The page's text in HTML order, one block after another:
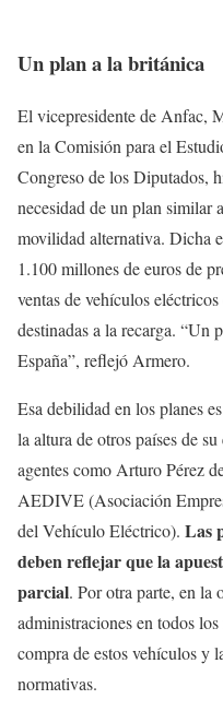
Un plan a la británica
El vicepresidente de Anfac,
en la Comisión para el
Congreso de los Diputados,
necesidad de un plan similar
movilidad alternativa. Dicha
1.100 millones de euros de
ventas de vehículos
destinadas a la recarga. “Un
España”, reflejó Armero.
Esa debilidad en los planes
la altura de otros países de
agentes como Arturo Pérez
AEDIVE (Asociación
del Vehículo Eléctrico). Las
deben reflejar que la
parcial. Por otra parte, en la
administraciones en todos
compra de estos vehículos y
normativas.